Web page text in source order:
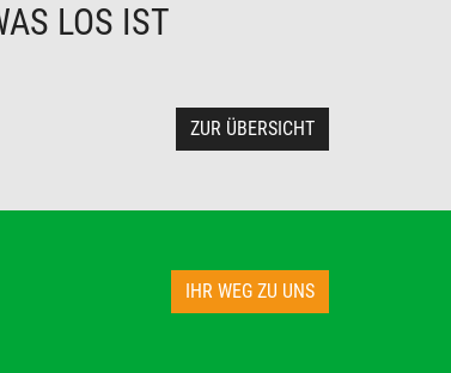
LOS IST
ZUR ÜBERSICHT
IHR WEG ZU UNS